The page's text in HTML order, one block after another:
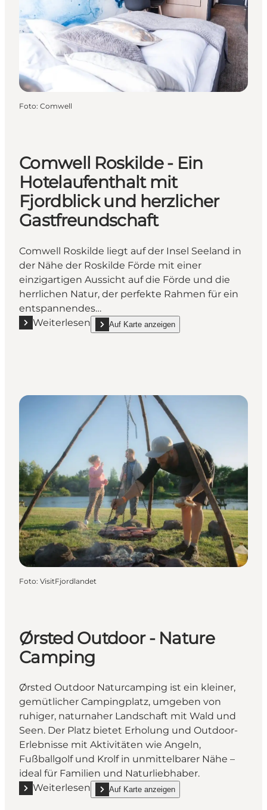
Foto: Comwell
Comwell Roskilde - Ein
Hotelaufenthalt mit
Fjordblick und herzlicher
Gastfreundschaft
Comwell Roskilde liegt auf der Insel Seeland in
der Nähe der Roskilde Förde mit einer
einzigartigen Aussicht auf die Förde und die
herrlichen Natur, der perfekte Rahmen für ein
entspannendes…
Weiterlesen
Mehr erfahren "Comwell Roskilde - Ein
Auf Karte anzeigen
show Comwell Roskilde - Ein Hotelaufenthalt
Foto: VisitFjordlandet
Ørsted Outdoor - Nature
Camping
Ørsted Outdoor Naturcamping ist ein kleiner,
gemütlicher Campingplatz, umgeben von
ruhiger, naturnaher Landschaft mit Wald und
Seen. Der Platz bietet Erholung und Outdoor-
Erlebnisse mit Aktivitäten wie Angeln,
Fußballgolf und Krolf in unmittelbarer Nähe –
ideal für Familien und Naturliebhaber.
Weiterlesen
Mehr erfahren "Ørsted Outdoor - Nature Camping"
Auf Karte anzeigen
show Ørsted Outdoor - Nature Camping on_map